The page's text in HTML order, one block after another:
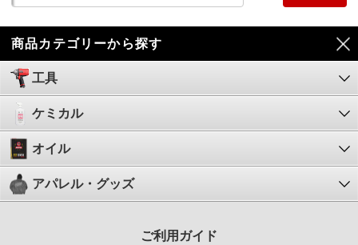
商品カテゴリーから探す
工具
ケミカル
オイル
アパレル・グッズ
ご利用ガイド